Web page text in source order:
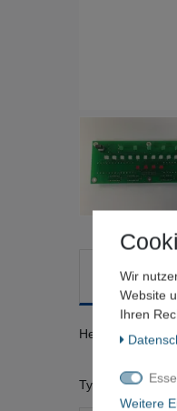
Hersteller:
Typ:
Wir
Website
Ihren
Weitere